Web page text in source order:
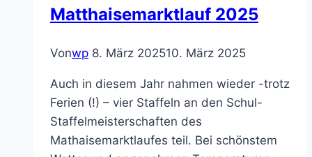
Matthaisemarktlauf 2025
Vonwp 8. März 202510. März 2025
Auch in diesem Jahr nahmen wieder -trotz
Ferien (!) – vier Staffeln an den Schul-
Staffelmeisterschaften des
Mathaisemarktlaufes teil. Bei schönstem